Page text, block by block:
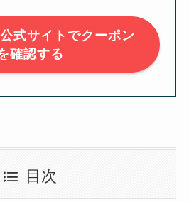
式サイトでクーポン
確認する
目次